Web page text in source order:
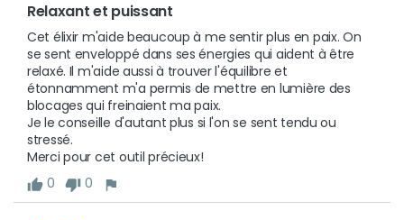
Relaxant et puissant
Cet élixir m'aide beaucoup à me sentir plus en paix. On
se sent enveloppé dans ses énergies qui aident à être
relaxé. Il m'aide aussi à trouver l'équilibre et
étonnamment m'a permis de mettre en lumière des
blocages qui freinaient ma paix.
Je le conseille d'autant plus si l'on se sent tendu ou
stressé.
Merci pour cet outil précieux!
0
0